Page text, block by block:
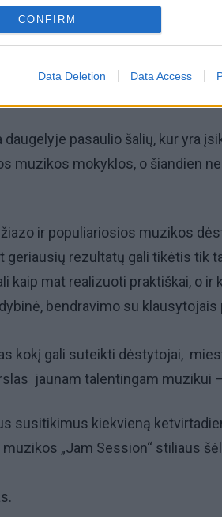
CONFIRM
Data Deletion Data Access
kortų horoskopas rugpjūčio 7
daugelyje pasaulio šalių, kur yra
muzikos mokyklos, o šiandien
ir populiariosios muzikos
geriausių rezultatų gali tikėtis tik
kaip mat realizuoti praktiškai, o ir
bendravimo su klausytojais
kokį gali suteikti dėstytojai,
jaunam talentingam muzikui
susitikimus kiekvieną
„Jam Session“ stiliaus